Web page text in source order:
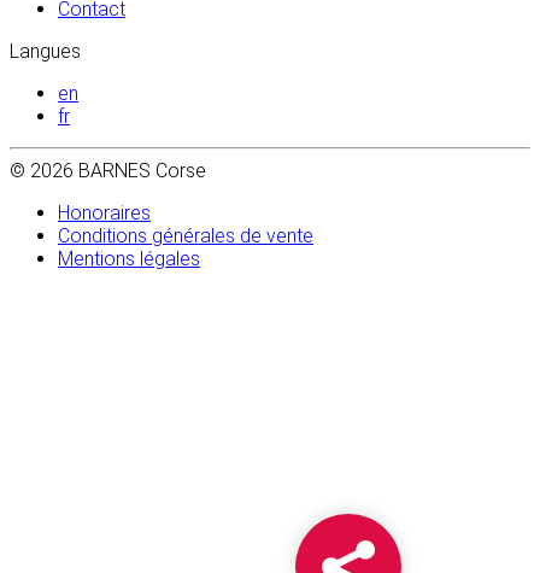
Contact
Langues
en
fr
© 2026 BARNES Corse
Honoraires
Conditions générales de vente
Mentions légales